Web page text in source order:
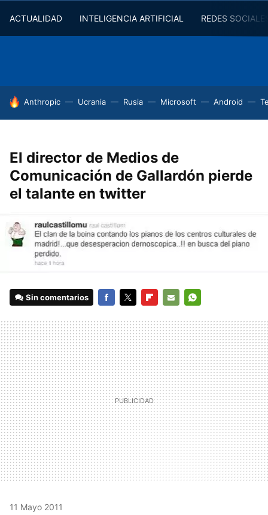
ACTUALIDAD INTELIGENCIA ARTIFICIAL REDES
HOY SE HABLA DE
Anthropic Ucrania Rusia Microsoft Android
El director de Medios de
Comunicación de Gallardón pierde
el talante en twitter
Sin comentarios
MAIL
11 Mayo 2011